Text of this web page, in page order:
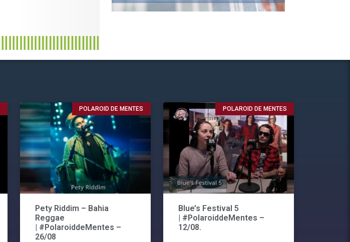
POLAROID DE MENTES
Pety Riddim – Bahia
Reggae
| #PolaroiddeMentes –
26/08
POLAROID DE MENTES
Blue’s Festival 5
| #PolaroiddeMentes –
12/08.